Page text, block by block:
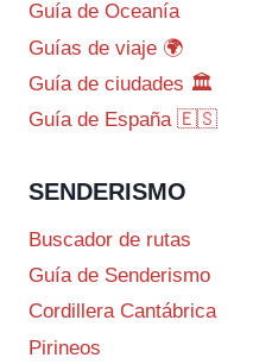
Guía de Oceanía
Guías de viaje 🌍
Guía de ciudades 🏛️
Guía de España 🇪🇸
SENDERISMO
Buscador de rutas
Guía de Senderismo
Cordillera Cantábrica
Pirineos